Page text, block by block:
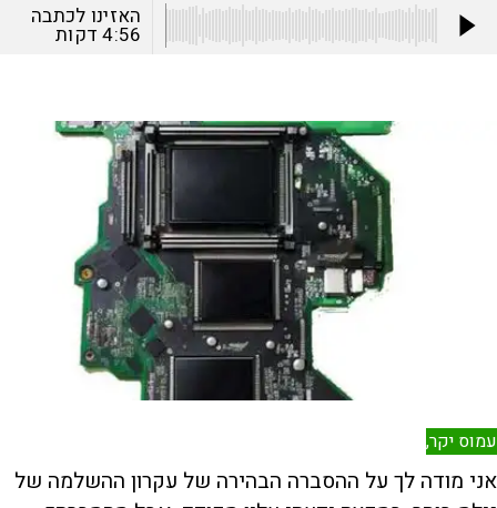
האזינו לכתבה
4:56דקות
עמוס יקר,
אני מודה לך על ההסברה הבהירה של עקרון ההשלמה של